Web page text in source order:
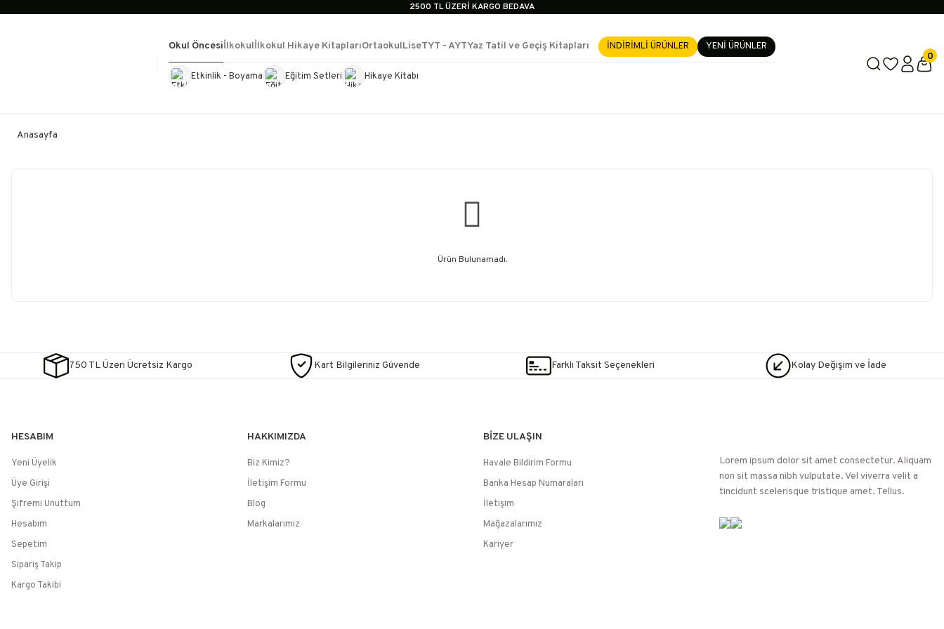
2500 TL ÜZERİ KARGO BEDAVA
İçerik #4
Okul Öncesi
Etkinlik - Boyama Eğitim Setleri Hikaye Kitabı
İlkokulİlkokul Hikaye KitaplarıOrtaokulLiseTYT - AYTYaz Tatil ve Geçiş Kitapları
Kültür KitaplarıKırtasiye Görevde Yükselme- Uzmanlık
İNDİRİMLİ ÜRÜNLER YENİ ÜRÜNLER
0
Anasayfa
Ürün Bulunamadı.
750 TL Üzeri Ücretsiz Kargo Kart Bilgileriniz Güvende Farklı Taksit Seçenekleri Kolay Değişim ve İade
HESABIM
Yeni Üyelik
Üye Girişi
Şifremi Unuttum
Hesabım
Sepetim
Sipariş Takip
Kargo Takibi
HAKKIMIZDA
Biz Kimiz?
İletişim Formu
Blog
Markalarımız
BİZE ULAŞIN
Havale Bildirim Formu
Banka Hesap Numaraları
İletişim
Mağazalarımız
Kariyer
Lorem ipsum dolor sit amet consectetur. Aliquam
non sit massa nibh vulputate. Vel viverra velit a
tincidunt scelerisque tristique amet. Tellus.